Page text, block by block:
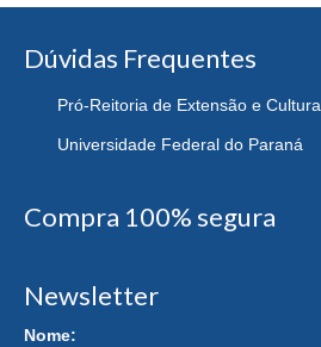
Dúvidas Frequentes
Pró-Reitoria de Extensão e Cultura
Universidade Federal do Paraná
Compra 100% segura
Newsletter
Nome: